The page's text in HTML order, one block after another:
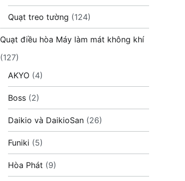
Quạt treo tường (124)
Quạt điều hòa Máy làm mát không khí
(127)
AKYO (4)
Boss (2)
Daikio và DaikioSan (26)
Funiki (5)
Hòa Phát (9)